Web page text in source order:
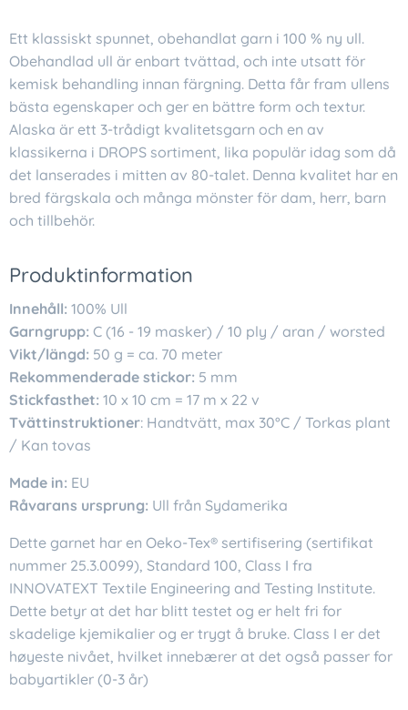
Ett klassiskt spunnet, obehandlat garn i 100 % ny ull.
Obehandlad ull är enbart tvättad, och inte utsatt för
kemisk behandling innan färgning. Detta får fram ullens
bästa egenskaper och ger en bättre form och textur.
Alaska är ett 3-trådigt kvalitetsgarn och en av
klassikerna i DROPS sortiment, lika populär idag som då
det lanserades i mitten av 80-talet. Denna kvalitet har en
bred färgskala och många mönster för dam, herr, barn
och tillbehör.
Produktinformation
Innehåll: 100% Ull
Garngrupp: C (16 - 19 masker) / 10 ply / aran / worsted
Vikt/längd: 50 g = ca. 70 meter
Rekommenderade stickor: 5 mm
Stickfasthet: 10 x 10 cm = 17 m x 22 v
Tvättinstruktioner: Handtvätt, max 30°C / Torkas plant
/ Kan tovas
Made in: EU
Råvarans ursprung: Ull från Sydamerika
Dette garnet har en Oeko-Tex® sertifisering (sertifikat
nummer 25.3.0099), Standard 100, Class I fra
INNOVATEXT Textile Engineering and Testing Institute.
Dette betyr at det har blitt testet og er helt fri for
skadelige kjemikalier og er trygt å bruke. Class I er det
høyeste nivået, hvilket innebærer at det også passer for
babyartikler (0-3 år)